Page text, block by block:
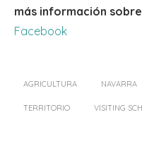
más información
Facebook
AGRICULTURA NAVARRA
TERRITORIO VISITING